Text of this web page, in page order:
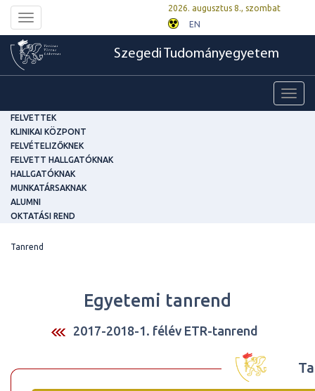
Toggle
navigation
2026. augusztus 8., szombat
EN
Szegedi Tudományegyetem
FELVETTEK
KLINIKAI KÖZPONT
FELVÉTELIZŐKNEK
FELVETT HALLGATÓKNAK
HALLGATÓKNAK
MUNKATÁRSAKNAK
ALUMNI
OKTATÁSI REND
Tanrend
Egyetemi tanrend
2017-2018-1. félév ETR-tanrend